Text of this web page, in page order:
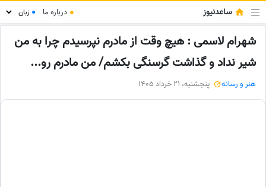
ساعدنیوز ● درباره ما ●
شهرام لاسمی : هیچ وقت از مادرم نپرسیدم چرا به من
شیر نداد و گذاشت گرسنگی بکشم/ من مادرم رو...
هنر و رسانه پنجشنبه، 21 خرداد 1405